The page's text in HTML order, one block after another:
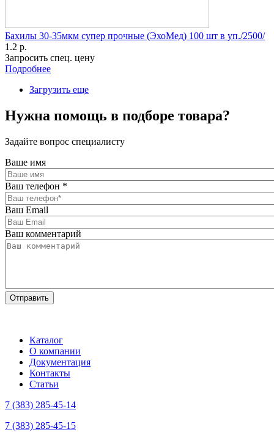
Бахилы 30-35мкм супер прочные (ЭхоМед) 100 шт в уп./2500/
1.2 р.
Запросить спец. цену
Подробнее
Загрузить еще
Нужна помощь в подборе товара?
Задайте вопрос специалисту
Ваше имя
Ваш телефон *
Ваш Email
Ваш комментарий
Каталог
О компании
Документация
Контакты
Статьи
7 (383) 285-45-14
7 (383) 285-45-15